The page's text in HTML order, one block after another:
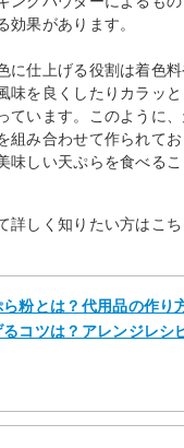
効果があります。
に仕上げる役割は着色
味を良くしたりカラッ
ています。このように
組み合わせて作られて
味しい天ぷらを食べる
詳しく知りたい方はこ
ら粉とは？代用品の作り
るコツは？アレンジレシ